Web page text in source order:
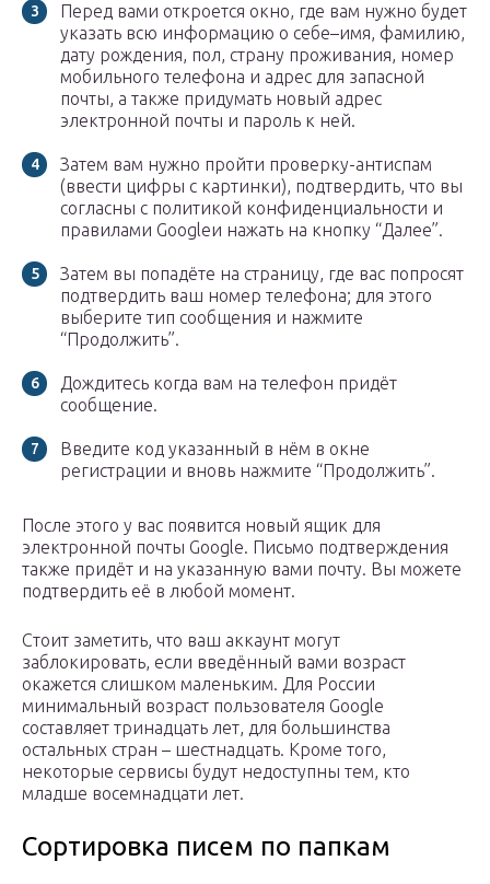
Перед вами откроется окно, где вам нужно будет
указать всю информацию о себе–имя, фамилию,
дату рождения, пол, страну проживания, номер
мобильного телефона и адрес для запасной
почты, а также придумать новый адрес
электронной почты и пароль к ней.
Затем вам нужно пройти проверку-антиспам
(ввести цифры с картинки), подтвердить, что вы
согласны с политикой конфиденциальности и
правилами Googleи нажать на кнопку “Далее”.
Затем вы попадёте на страницу, где вас попросят
подтвердить ваш номер телефона; для этого
выберите тип сообщения и нажмите
“Продолжить”.
Дождитесь когда вам на телефон придёт
сообщение.
Введите код указанный в нём в окне
регистрации и вновь нажмите “Продолжить”.
После этого у вас появится новый ящик для
электронной почты Google. Письмо подтверждения
также придёт и на указанную вами почту. Вы можете
подтвердить её в любой момент.
Стоит заметить, что ваш аккаунт могут
заблокировать, если введённый вами возраст
окажется слишком маленьким. Для России
минимальный возраст пользователя Google
составляет тринадцать лет, для большинства
остальных стран – шестнадцать. Кроме того,
некоторые сервисы будут недоступны тем, кто
младше восемнадцати лет.
Сортировка писем по папкам